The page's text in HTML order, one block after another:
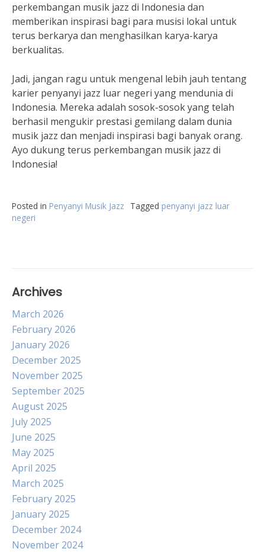
perkembangan musik jazz di Indonesia dan
memberikan inspirasi bagi para musisi lokal untuk
terus berkarya dan menghasilkan karya-karya
berkualitas.
Jadi, jangan ragu untuk mengenal lebih jauh tentang
karier penyanyi jazz luar negeri yang mendunia di
Indonesia. Mereka adalah sosok-sosok yang telah
berhasil mengukir prestasi gemilang dalam dunia
musik jazz dan menjadi inspirasi bagi banyak orang.
Ayo dukung terus perkembangan musik jazz di
Indonesia!
Posted in Penyanyi Musik Jazz Tagged penyanyi jazz luar
negeri
Archives
March 2026
February 2026
January 2026
December 2025
November 2025
September 2025
August 2025
July 2025
June 2025
May 2025
April 2025
March 2025
February 2025
January 2025
December 2024
November 2024